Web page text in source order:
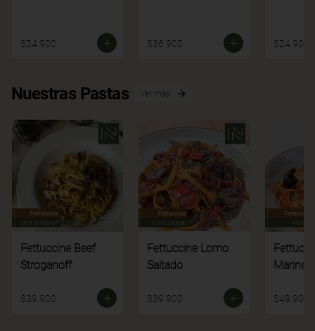
$24.900 $36.900 $24.900
Nuestras Pastas Ver más
Fettuccine Beef
Stroganoff
$39.900
Fettuccine Lomo
Saltado
$39.900
Marinera
$49.900